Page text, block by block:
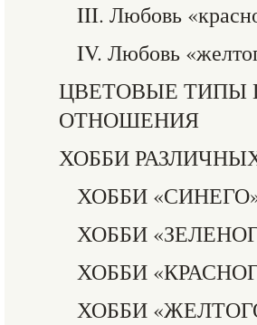
III. Любовь
IV. Любовь
ЦВЕТОВЫЕ ТИПЫ
ОТНОШЕНИЯ
ХОББИ
ХОББИ
ХОББИ
ХОББИ
ХОББИ